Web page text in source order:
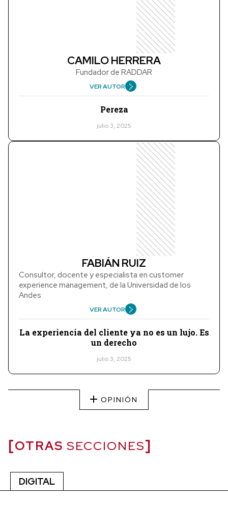
CAMILO HERRERA
Fundador de RADDAR
VER AUTOR
Pereza
julio 3, 2025
FABIÁN RUIZ
Consultor, docente y especialista en customer
experience management, de la Universidad de los
Andes
VER AUTOR
La experiencia del cliente ya no es un lujo. Es
un derecho
julio 3, 2025
OPINIÓN
OTRAS SECCIONES
DIGITAL